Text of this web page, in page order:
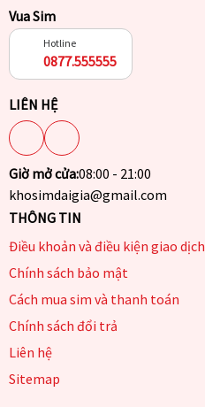
Vua Sim
Hotline
0877.555555
LIÊN HỆ
Giờ mở cửa:08:00 - 21:00
khosimdaigia@gmail.com
THÔNG TIN
Điều khoản và điều kiện giao dịch
Chính sách bảo mật
Cách mua sim và thanh toán
Chính sách đổi trả
Liên hệ
Sitemap